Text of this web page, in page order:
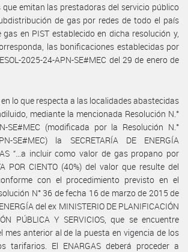
emitan las prestadoras del servicio público
de gas por redes de todo el país
gas en PIST establecido en dicha resolución y,
las bonificaciones establecidas por
2025-24-APN-SE#MEC del 29 de enero de
lo que respecta a las localidades abastecidas
mediante la mencionada Resolución N.°
SE#MEC (modificada por la Resolución N.°
SE#MEC) la SECRETARÍA DE ENERGÍA
“…a incluir como valor de gas propano por
POR CIENTO (40%) del valor que resulte del
con el procedimiento previsto en el
N° 36 de fecha 16 de marzo de 2015 de
del ex MINISTERIO DE PLANIFICACIÓN
PÚBLICA Y SERVICIOS, que se encuentre
mes anterior al de la puesta en vigencia de los
tarifarios. El ENARGAS deberá proceder a